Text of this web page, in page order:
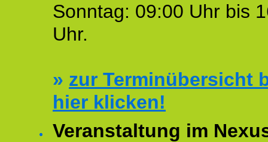
Sonntag: 09:00 Uhr bis
Uhr.
» zur Terminübersicht
hier klicken!
Veranstaltung im